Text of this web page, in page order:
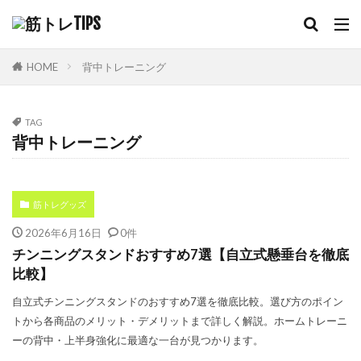
HOME 背中トレーニング
TAG
背中トレーニング
筋トレグッズ
2026年6月16日 0件
チンニングスタンドおすすめ7選【自立式懸垂台を徹底
比較】
自立式チンニングスタンドのおすすめ7選を徹底比較。選び方のポイン
トから各商品のメリット・デメリットまで詳しく解説。ホームトレーニ
ーの背中・上半身強化に最適な一台が見つかります。